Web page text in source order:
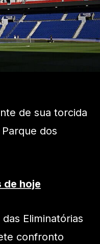
de sua torcida
dos
de hoje
Eliminatórias
confronto